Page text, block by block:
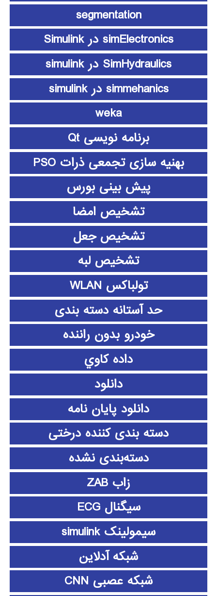
segmentation
simElectronics در Simulink
SimHydraulics در simulink
simmehanics در simulink
weka
برنامه نویسی Qt
بهنیه سازی تجمعی ذرات PSO
پیش بینی بورس
تشخیص امضا
تشخیص جعل
تشخیص لبه
تولباکس WLAN
حد آستانه دسته بندی
خودرو بدون راننده
داده كاوي
دانلود
دانلود پايان نامه
دسته بندی کننده درختی
دسته‌بندی نشده
زاب ZAB
سیگنال ECG
سیمولینک simulink
شبکه آدلاین
شبکه عصبی CNN